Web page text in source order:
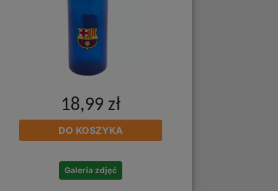
18,99 zł
DO KOSZYKA
Galeria zdjęć